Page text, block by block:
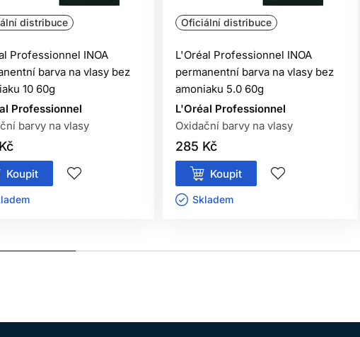
pokožku hlavy,
barvení vlasů,
černou hennou.
ihned důkladně vypláchněte vodou.
distribuce
Professionnel INOA
barva na vlasy bez
10 60g
Professionnel
barvy na vlasy
Koupit
ㅤ
Oficiální distribuce
L'Oréal Professionnel INOA
permanentní barva na vlasy bez
amoniaku 5.0 60g
L'Oréal Professionnel
Oxidační barvy na vlasy
285 Kč
Koupit
Skladem ㅤ